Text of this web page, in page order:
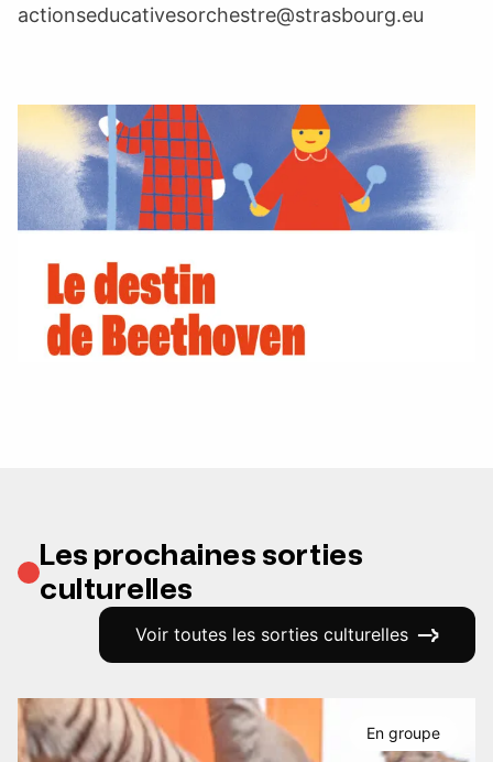
actionseducativesorchestre@strasbourg.eu
Les prochaines sorties
culturelles
Voir toutes les sorties culturelles
En groupe